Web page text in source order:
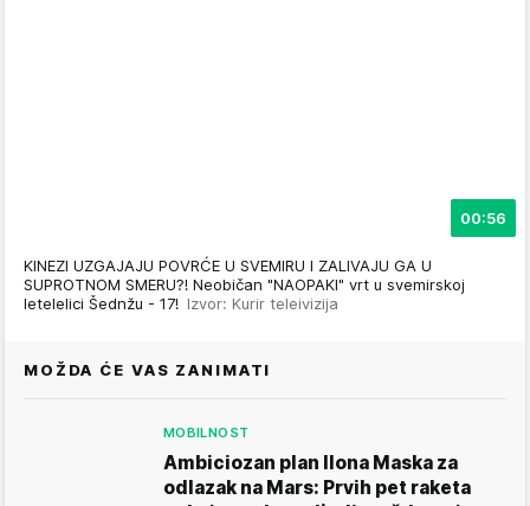
00:56
KINEZI UZGAJAJU POVRĆE U SVEMIRU I ZALIVAJU GA U
SUPROTNOM SMERU?! Neobičan "NAOPAKI" vrt u svemirskoj
letelelici Šednžu - 17! Izvor: Kurir teleivizija
MOŽDA ĆE VAS ZANIMATI
MOBILNOST
Ambiciozan plan Ilona Maska za
odlazak na Mars: Prvih pet raketa